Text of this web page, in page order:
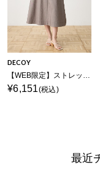
DECOY
¥6,151(税込)
最近